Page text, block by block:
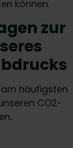
können.
zur
häufigsten
CO2-